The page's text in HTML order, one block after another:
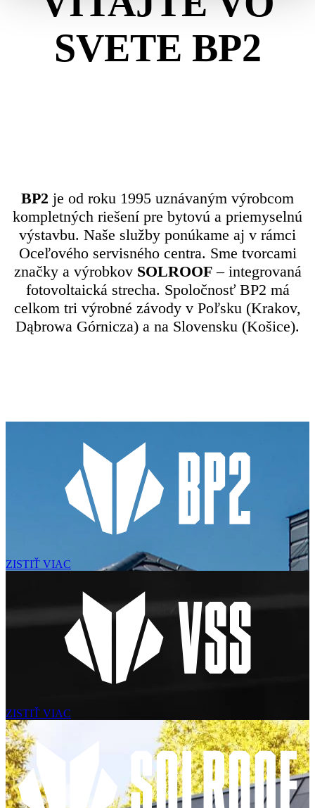
SVETE BP2
BP2 je od roku 1995 uznávaným výrobcom
kompletných riešení pre bytovú a priemyselnú
výstavbu. Naše služby ponúkame aj v rámci
Oceľového servisného centra. Sme tvorcami
značky a výrobkov SOLROOF– integrovaná
fotovoltaická strecha. Spoločnosť BP2 má
celkom tri výrobné závody v Poľsku (Krakov,
Dąbrowa Górnicza) a na Slovensku (Košice).
ZISTIŤ VIAC
ZISTIŤ VIAC